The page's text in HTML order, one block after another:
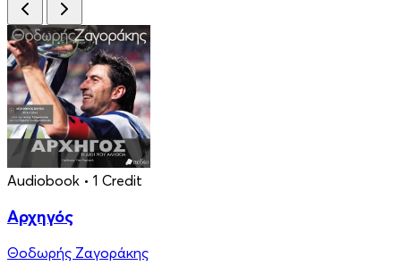
Audiobook • 1 Credit
Αρχηγός
Θοδωρής Ζαγοράκης